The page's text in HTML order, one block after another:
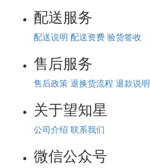
配送服务
配送说明 配送资费 验货签收
售后服务
售后政策 退换货流程 退款说明
关于望知星
公司介绍 联系我们
微信公众号